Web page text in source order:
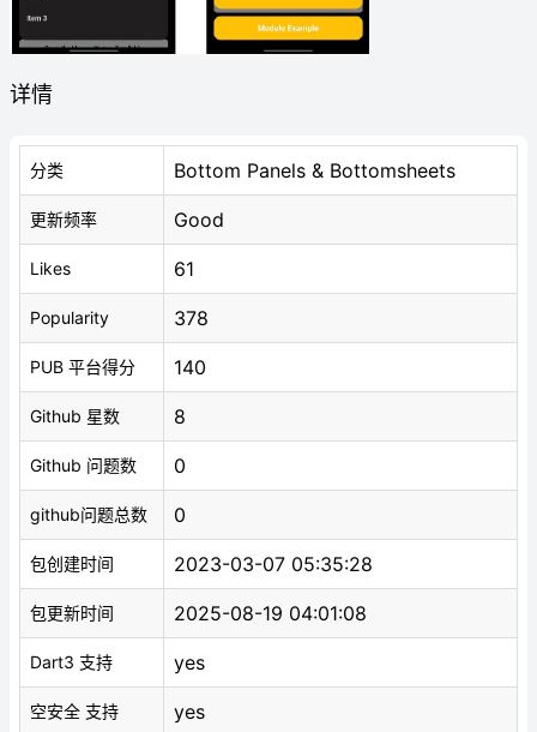
详情
分类 Bottom Panels & Bottomsheets
更新频率 Good
Likes 61
Popularity 378
PUB 平台得分 140
Github 星数 8
Github 问题数 0
github问题总数 0
包创建时间 2023-03-07 05:35:28
包更新时间 2025-08-19 04:01:08
Dart3 支持 yes
空安全 支持 yes